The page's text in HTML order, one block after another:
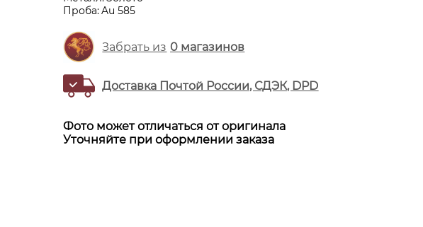
Проба:Au 585
Забрать из 0 магазинов
Доставка Почтой России, СДЭК, DPD
Фото может отличаться от оригинала
Уточняйте при оформлении заказа